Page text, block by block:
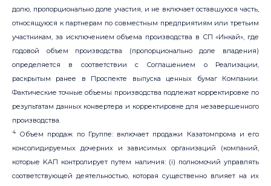
долю, пропорционально доле участия, и не включает оставшуюся часть,
относящуюся к партнерам по совместным предприятиям или третьим
участникам, за исключением объема производства в СП «Инкай», где
годовой объем производства (пропорционально доле владения)
определяется в соответствии с Соглашением о Реализации,
раскрытым ранее в Проспекте выпуска ценных бумаг Компании.
Фактические точные объемы производства подлежат корректировке по
результатам данных конвертера и корректировке для незавершенного
производства.
4
Объем продаж по Группе: включает продажи Казатомпрома и его
консолидируемых дочерних и зависимых организаций (компаний,
которые KAП контролирует путем наличия: (i) полномочий управлять
соответствующей деятельностью, которая существенно влияет на их